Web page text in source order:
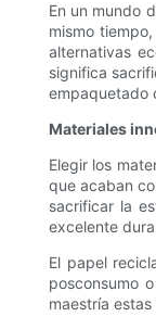
En un mundo
mismo
alternativas
significa
empaquetado
Materiales
Elegir los
que acaban
sacrificar la
excelente
El papel
posconsumo
maestría